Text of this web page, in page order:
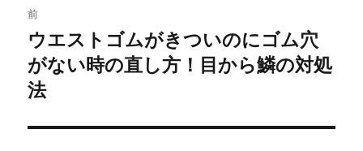
い
ウ
ン
ド
す
し
て
く
だ
さ
ウ
稿
ナ
ビ
ゲ
前
過
去
の
稿:
ウエストゴムがきついのにゴム穴
がない時の直し方！目から鱗の対処
法